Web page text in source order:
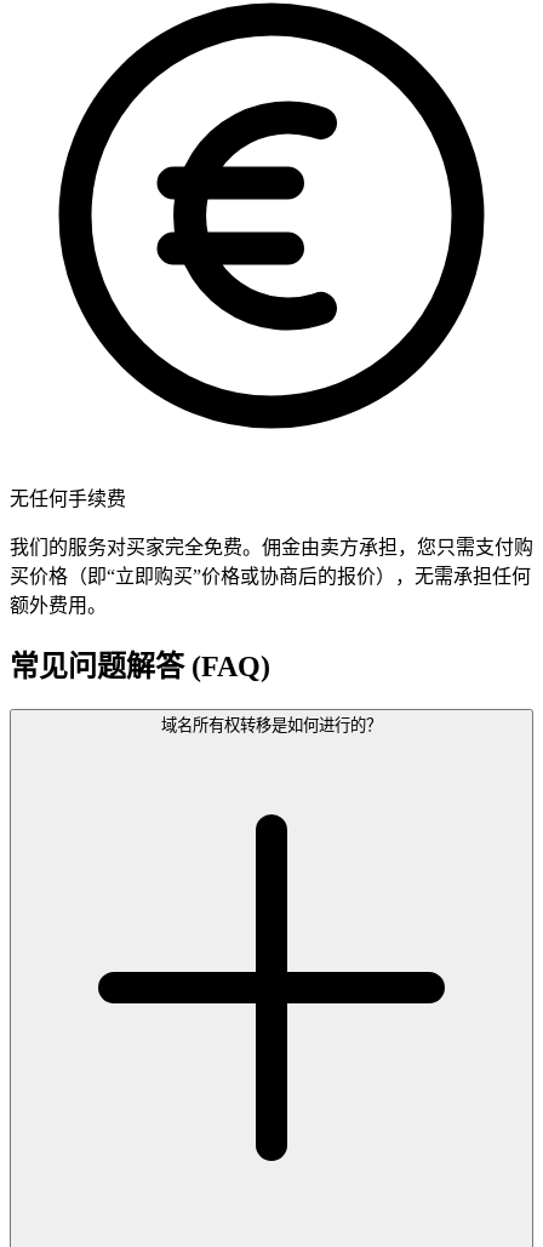
无任何手续费
我们的服务对买家完全免费。佣金由卖方承担，您只需支付购
买价格（即“立即购买”价格或协商后的报价），无需承担任何
额外费用。
常见问题解答 (FAQ)
域名所有权转移是如何进行的？